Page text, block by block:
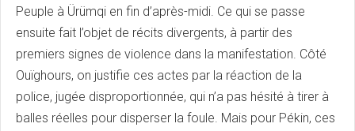
Peuple à Ürümqi en fin d’après-midi. Ce qui se passe
ensuite fait l’objet de récits divergents, à partir des
premiers signes de violence dans la manifestation. Côté
Ouïghours, on justifie ces actes par la réaction de la
police, jugée disproportionnée, qui n’a pas hésité à tirer à
balles réelles pour disperser la foule. Mais pour Pékin, ces